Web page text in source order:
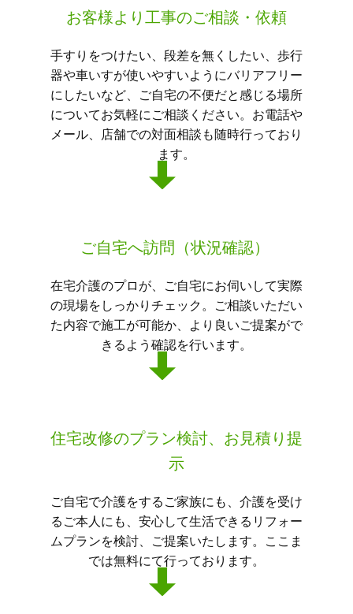
お客様より工事のご相談・依頼
手すりをつけたい、段差を無くしたい、歩行
器や車いすが使いやすいようにバリアフリー
にしたいなど、ご自宅の不便だと感じる場所
についてお気軽にご相談ください。お電話や
メール、店舗での対面相談も随時行っており
ます。
ご自宅へ訪問（状況確認）
在宅介護のプロが、ご自宅にお伺いして実際
の現場をしっかりチェック。ご相談いただい
た内容で施工が可能か、より良いご提案がで
きるよう確認を行います。
住宅改修のプラン検討、お見積り提
示
ご自宅で介護をするご家族にも、介護を受け
るご本人にも、安心して生活できるリフォー
ムプランを検討、ご提案いたします。ここま
では無料にて行っております。